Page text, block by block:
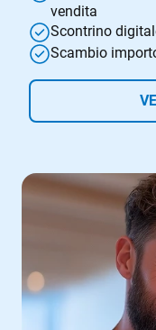
vendita
Scontrino
Scambio